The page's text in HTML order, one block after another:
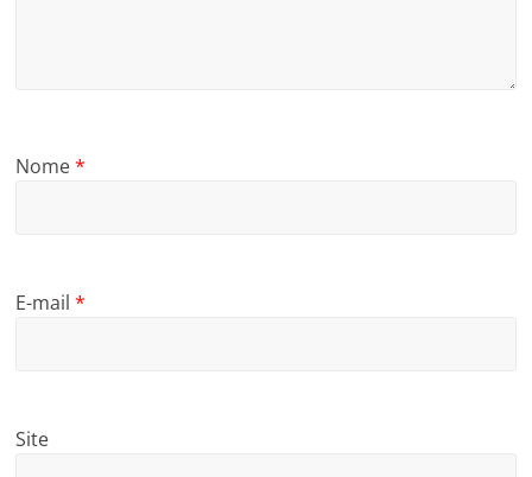
Nome*
E-mail*
Site